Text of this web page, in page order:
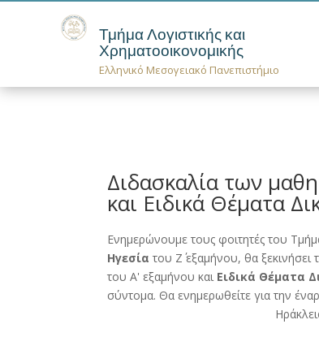
Τμήμα Λογιστικής και
Χρηματοοικονομικής
Ελληνικό Μεσογειακό Πανεπιστήμιο
Διδασκαλία των
και Ειδικά Θέματα
Ενημερώνουμε τους φοιτητές του
Ηγεσία του Ζ΄ εξαμήνου, θα
του Α' εξαμήνου και Ειδικά Θέματα
σύντομα. Θα ενημερωθείτε για την